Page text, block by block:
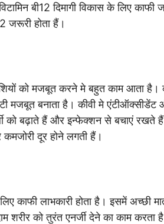
बी12 दिमागी विकास के लिए
जरूरी होता हैं।
को मजबूत करने मे बहुत काम आता है।
मजबूत बनाता है। कीवी मे एंटीऑक्सीडेंट
को बढ़ाते हैं और इन्फेक्शन से बचाएं रखते
दूर होने लगती हैं।
काफी लाभकारी होता है। इसमें अच्छी
शरीर को तुरंत एनर्जी देने का काम